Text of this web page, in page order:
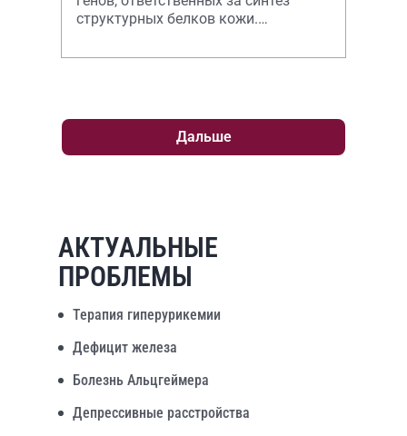
структурных белков кожи.
механизмы, приводящие к разви
Дальше
АКТУАЛЬНЫЕ
ПРОБЛЕМЫ
Терапия гиперурикемии
Дефицит железа
Болезнь Альцгеймера
Депрессивные расстройства